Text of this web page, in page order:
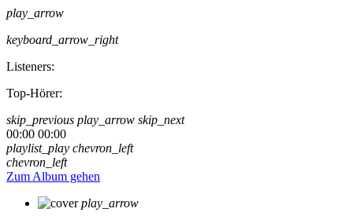
play_arrow
keyboard_arrow_right
Listeners:
Top-Hörer:
skip_previous play_arrow skip_next
00:00 00:00
playlist_play chevron_left
chevron_left
Zum Album gehen
play_arrow